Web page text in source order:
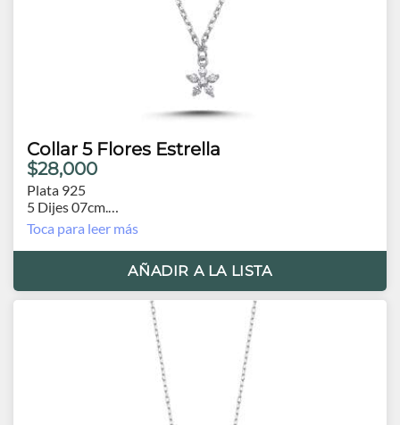
Collar 5 Flores Estrella
$28,000
Plata 925
5 Dijes 07cm.
Cadena 40cm, extensión 5cm.
Toca para leer más
AÑADIR A LA LISTA